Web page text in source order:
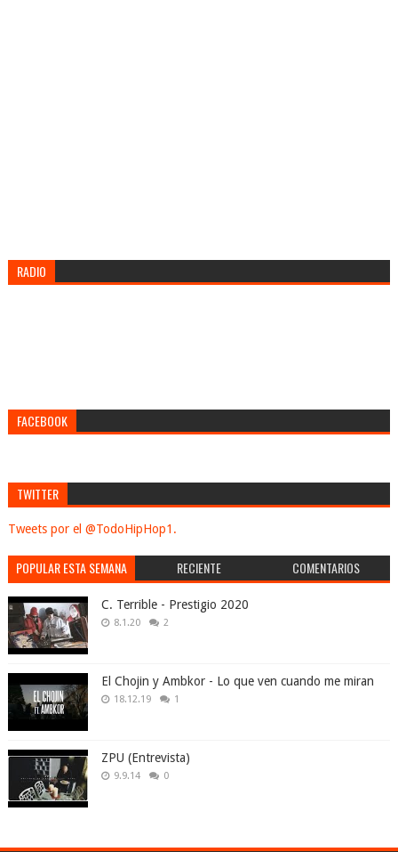
RADIO
FACEBOOK
TWITTER
Tweets por el @TodoHipHop1.
POPULAR ESTA SEMANA RECIENTE COMENTARIOS
C. Terrible - Prestigio 2020
8.1.20 2
El Chojin y Ambkor - Lo que ven cuando me miran
18.12.19 1
ZPU (Entrevista)
9.9.14 0